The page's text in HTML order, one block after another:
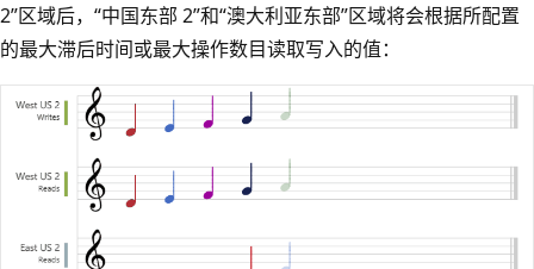
2”区域后，“中国东部 2”和“澳大利亚东部”区域将会根据所配置
的最大滞后时间或最大操作数目读取写入的值：